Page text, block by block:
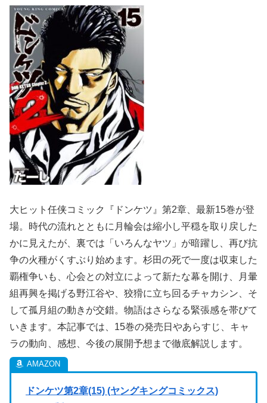
大ヒット任侠コミック『ドンケツ』第2章、最新15巻が登
場。時代の流れとともに月輪会は縮小し平穏を取り戻した
かに見えたが、裏では「いろんなヤツ」が暗躍し、再び抗
争の火種がくすぶり始めます。杉田の死で一度は収束した
覇権争いも、心会との対立によって新たな幕を開け、月暈
組再興を掲げる野江谷や、狡猾に立ち回るチャカシン、そ
して孤月組の動きが交錯。物語はさらなる緊張感を帯びて
いきます。本記事では、15巻の発売日やあらすじ、キャ
ラの動向、感想、今後の展開予想まで徹底解説します。
ドンケツ第2章(15) (ヤングキングコミックス)